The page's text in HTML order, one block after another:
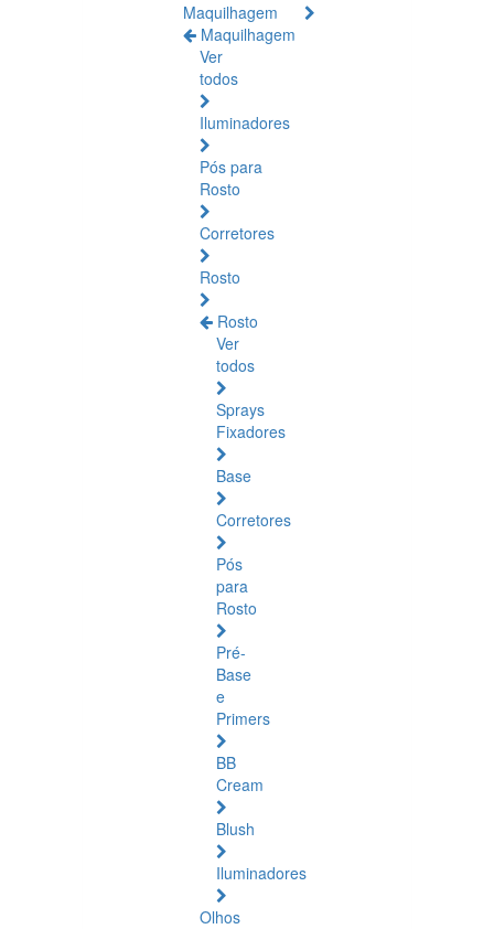
Maquilhagem
Maquilhagem
Ver
todos
Iluminadores
Pós para
Rosto
Corretores
Rosto
Rosto
Ver
todos
Sprays
Fixadores
Base
Corretores
Pós
para
Rosto
Pré-
Base
e
Primers
BB
Cream
Blush
Iluminadores
Olhos